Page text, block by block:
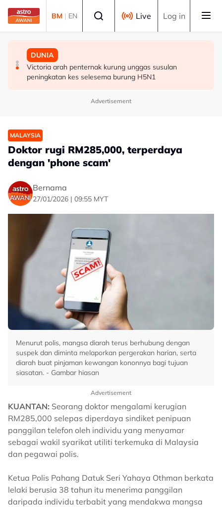
Skip to main content
BM | EN Live Log in
BISNES
Selangor umum RS-2, sasar nilai ekonomi RM600 bilion
menjelang 2030 - Amirudin
POLITIK
Abdul Hadi dakwa Bersatu terkeluar PN, Azmin
tegaskan masih anggota sah
DUNIA
Victoria arah penternak kurung unggas susulan
peningkatan kes selesema burung H5N1
Advertisement
MALAYSIA
Doktor rugi RM285,000, terperdaya
dengan 'phone scam'
Bernama
27/01/2026 | 09:55 MYT
Menurut polis, mangsa diarah terus berhubung dengan
suspek dan diminta melaporkan pergerakan harian, serta
diarah buat pinjaman kewangan kononnya bagi tujuan
siasatan. - Gambar hiasan
Advertisement
KUANTAN: Seorang doktor mengalami kerugian
RM285,000 selepas diperdaya sindiket penipuan
panggilan telefon oleh individu yang menyamar
sebagai wakil syarikat utiliti terkemuka di Malaysia
dan pegawai polis.
Ketua Polis Pahang Datuk Seri Yahaya Othman berkata
lelaki berusia 38 tahun itu menerima panggilan
daripada individu terbabit yang mendakwa mangsa